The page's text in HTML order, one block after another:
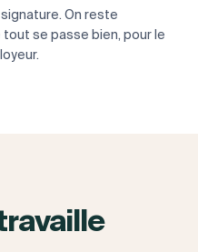
On reste
se passe bien, pour le